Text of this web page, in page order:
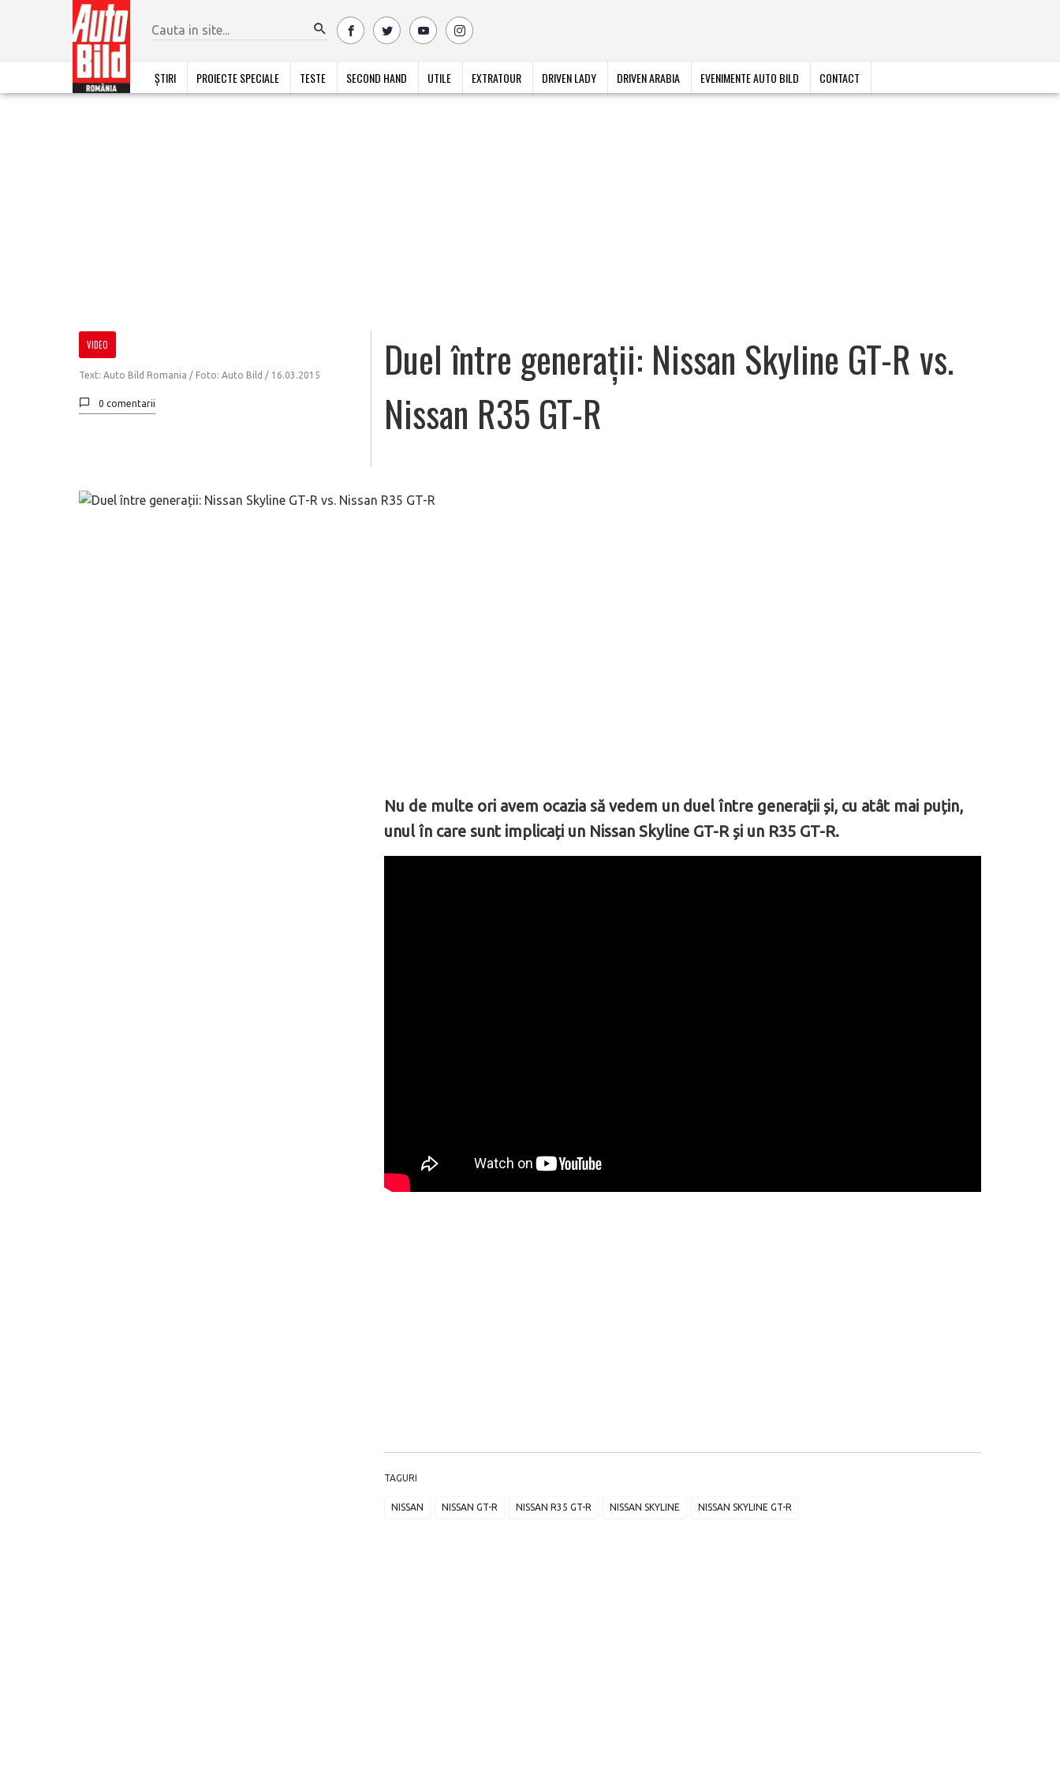
ȘTIRI PROIECTE SPECIALE TESTE SECOND HAND UTILE EXTRATOUR DRIVEN LADY DRIVEN ARABIA EVENIMENTE AUTO BILD CONTACT
VIDEO
Text: Auto Bild Romania / Foto: Auto Bild / 16.03.2015
0 comentarii
Duel între generații: Nissan Skyline GT-R vs.
Nissan R35 GT-R
Nu de multe ori avem ocazia să vedem un duel între generații și, cu atât mai puțin,
unul în care sunt implicați un Nissan Skyline GT-R și un R35 GT-R.
TAGURI
NISSAN NISSAN GT-R NISSAN R35 GT-R NISSAN SKYLINE NISSAN SKYLINE GT-R